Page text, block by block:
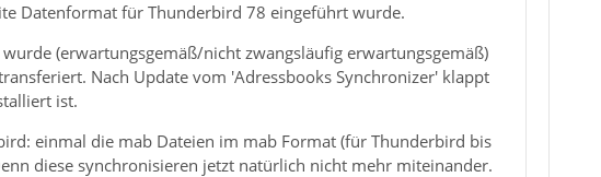
Datenformat für Thunderbird 78 eingeführt wurde.
(erwartungsgemäß/nicht zwangsläufig erwartungsgemäß)
Nach Update vom 'Adressbooks Synchronizer' klappt
ist.
einmal die mab Dateien im mab Format (für Thunderbird bis
diese synchronisieren jetzt natürlich nicht mehr miteinander.